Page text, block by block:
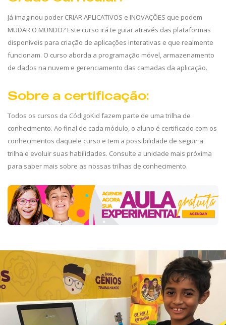
Já imaginou poder CRIAR APLICATIVOS e INOVAÇÕES que podem
MUDAR O MUNDO? Este curso irá te guiar através das plataformas
disponíveis para criação de aplicações interativas e que realmente
funcionam. O curso aborda a programação móvel, armazenamento
de dados na nuvem e gerenciamento das camadas da aplicação.
Sobre a certificação:
Todos os cursos da CódigoKid fazem parte de uma trilha de
conhecimento. Ao final de cada módulo, o aluno é certificado com os
conhecimentos daquele curso e tem a possibilidade de seguir a
trilha e evoluir suas habilidades. Consulte a unidade mais próxima
para saber mais sobre as nossas trilhas de conhecimento.